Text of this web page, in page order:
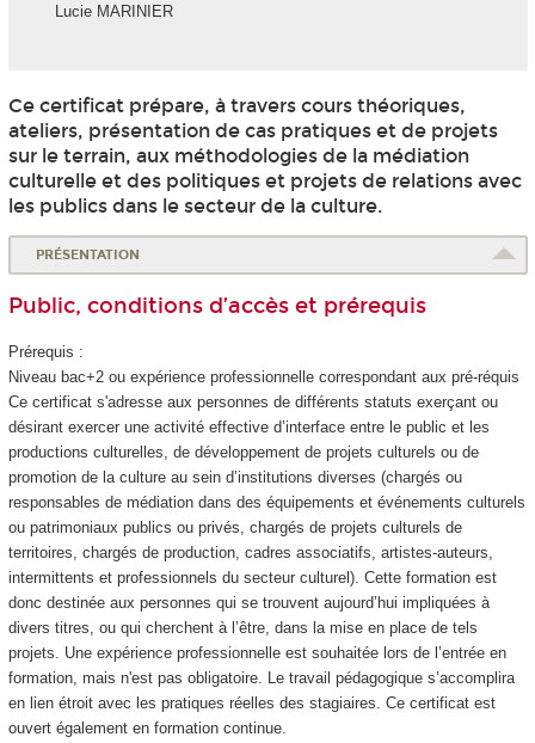
Lucie MARINIER
Ce certificat prépare, à travers cours théoriques,
ateliers, présentation de cas pratiques et de projets
sur le terrain, aux méthodologies de la médiation
culturelle et des politiques et projets de relations avec
les publics dans le secteur de la culture.
PRÉSENTATION
Public, conditions d’accès et prérequis
Prérequis :
Niveau bac+2 ou expérience professionnelle correspondant aux pré-réquis
Ce certificat s'adresse aux personnes de différents statuts exerçant ou
désirant exercer une activité effective d’interface entre le public et les
productions culturelles, de développement de projets culturels ou de
promotion de la culture au sein d’institutions diverses (chargés ou
responsables de médiation dans des équipements et événements culturels
ou patrimoniaux publics ou privés, chargés de projets culturels de
territoires, chargés de production, cadres associatifs, artistes-auteurs,
intermittents et professionnels du secteur culturel). Cette formation est
donc destinée aux personnes qui se trouvent aujourd’hui impliquées à
divers titres, ou qui cherchent à l’être, dans la mise en place de tels
projets. Une expérience professionnelle est souhaitée lors de l’entrée en
formation, mais n'est pas obligatoire. Le travail pédagogique s’accomplira
en lien étroit avec les pratiques réelles des stagiaires. Ce certificat est
ouvert également en formation continue.